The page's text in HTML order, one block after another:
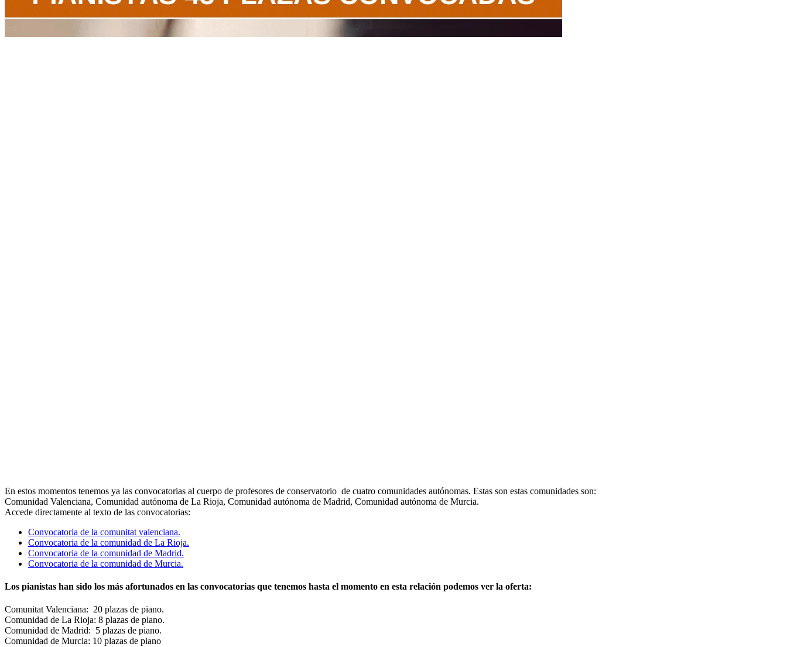
En estos momentos tenemos ya las convocatorias al cuerpo de profesores de conservatorio de cuatro comunidades autónomas. Estas son estas comunidades son:
Comunidad Valenciana, Comunidad autónoma de La Rioja, Comunidad autónoma de Madrid, Comunidad autónoma de Murcia.
Accede directamente al texto de las convocatorias:
Convocatoria de la comunitat valenciana.
Convocatoria de la comunidad de La Rioja.
Convocatoria de la comunidad de Madrid.
Convocatoria de la comunidad de Murcia.
Los pianistas han sido los más afortunados en las convocatorias que tenemos hasta el momento en esta relación podemos ver la oferta:
Comunitat Valenciana: 20 plazas de piano.
Comunidad de La Rioja: 8 plazas de piano.
Comunidad de Madrid: 5 plazas de piano.
Comunidad de Murcia: 10 plazas de piano